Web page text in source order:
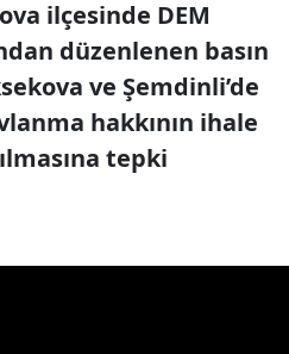
ilçesinde DEM
düzenlenen basın
ve Şemdinli’de
hakkının ihale
tepki